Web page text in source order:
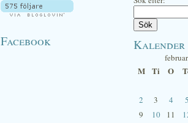
Facebook Kalender
M Ti O
2
3 4 5
9
10 11